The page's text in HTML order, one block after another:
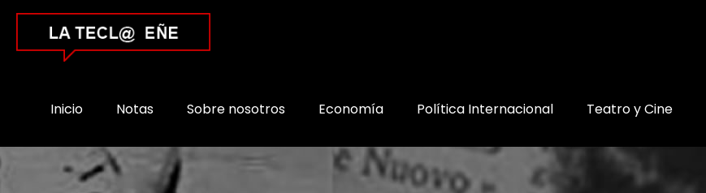
Inicio Notas Sobre nosotros Economía Política Internacional Teatro y Cine